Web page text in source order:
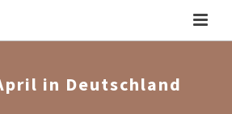
in Deutschland